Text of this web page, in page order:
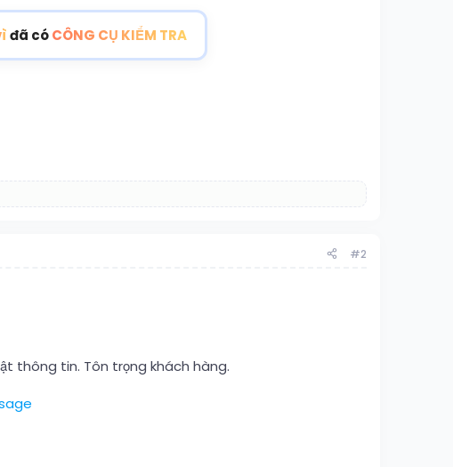
đã cóCÔNG CỤ KIỂM TRA
#2
thông tin. Tôn trọng khách hàng.